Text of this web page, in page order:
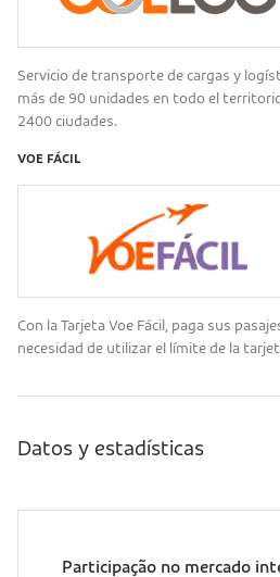
Servicio de transporte de cargas y
más de 90 unidades en todo el
2400 ciudades.
VOE FÁCIL
Con la Tarjeta Voe Fácil, paga sus
necesidad de utilizar el límite de la
Datos y estadísticas
Participação no mercado